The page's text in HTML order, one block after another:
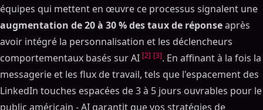
équipes qui mettent en œuvre ce processus signalent une
augmentation de 20 à 30 % des taux de réponseaprès
avoir intégré la personnalisation et les déclencheurs
comportementaux basés sur AI [2] [3]. En affinant à la fois la
messagerie et les flux de travail, tels que l'espacement des
LinkedIn touches espacées de 3 à 5 jours ouvrables pour le
public américain - AI garantit que vos stratégies de